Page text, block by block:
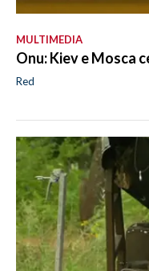
MULTIMEDIA
Onu: Kiev e Mosca
Red